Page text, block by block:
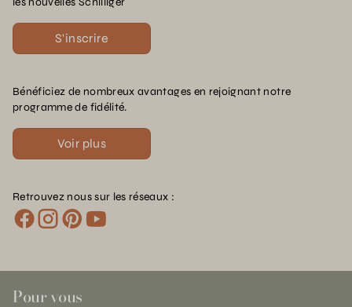
S'inscrire
Bénéficiez de nombreux avantages en rejoignant notre
programme de fidélité.
Voir plus
Retrouvez nous sur les réseaux :
Pour vous